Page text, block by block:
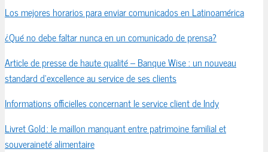
Los mejores horarios para enviar comunicados en Latinoamérica
¿Qué no debe faltar nunca en un comunicado de prensa?
Article de presse de haute qualité – Banque Wise : un nouveau
standard d’excellence au service de ses clients
Informations officielles concernant le service client de Indy
Livret Gold : le maillon manquant entre patrimoine familial et
souveraineté alimentaire